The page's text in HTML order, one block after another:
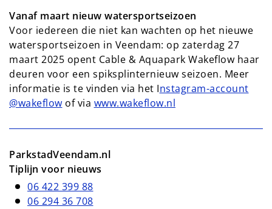
Vanaf maart nieuw watersportseizoen
Voor iedereen die niet kan wachten op het nieuwe
watersportseizoen in Veendam: op zaterdag 27
maart 2025 opent Cable & Aquapark Wakeflow haar
deuren voor een spiksplinternieuw seizoen. Meer
informatie is te vinden via het Instagram-account
@wakeflow of via www.wakeflow.nl
ParkstadVeendam.nl
Tiplijn voor nieuws
06 422 399 88
06 294 36 708